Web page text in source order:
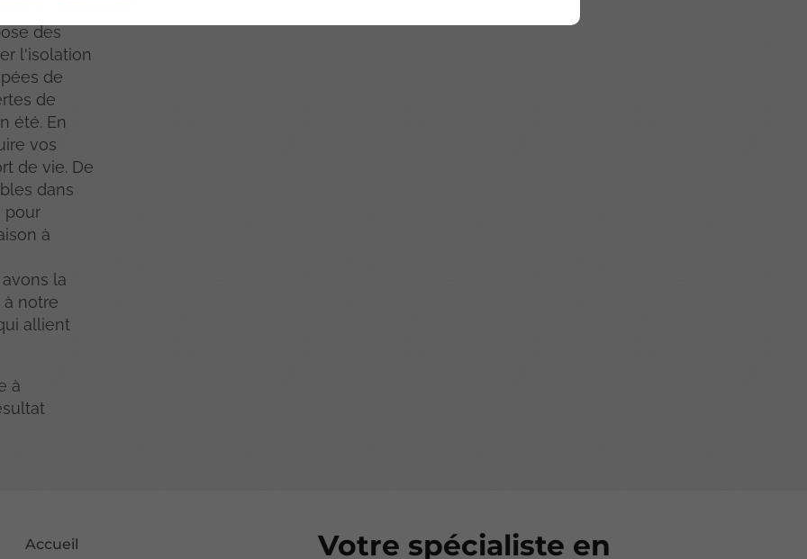
des
l'isolation
de
de
été. En
vos
de vie. De
dans
pour
à
la
à notre
allient
à
Accueil Votre spécialiste en